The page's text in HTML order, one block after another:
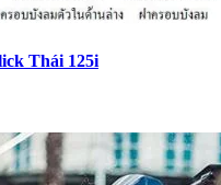
Thái 125i